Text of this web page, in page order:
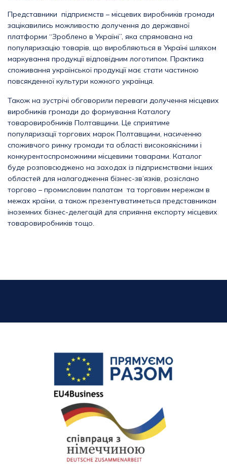
Представники підприємств – місцевих виробників громади
зацікавились можливостю долучення до державної
платформи “Зроблено в Україні”, яка спрямована на
популяризацію товарів, що виробляються в Україні шляхом
маркування продукції відповідним логотипом. Практика
споживання української продукції має стати частиною
повсякденної культури кожного українця.
Також на зустрічі обговорили переваги долучення місцевих
виробників громади до формування Каталогу
товаровиробників Полтавщини. Це сприятиме
популяризації торгових марок Полтавщини, насиченню
споживчого ринку громади та області високоякісними і
конкурентоспроможними місцевими товарами. Каталог
буде розповсюджено на заходах із підприємствами інших
областей для налагодження бізнес-зв’язків, розіслано
торгово – промисловим палатам та торговим мережам в
межах країни, а також презентуватиметься представникам
іноземних бізнес-делегацій для сприяння експорту місцевих
товаровиробників тощо.